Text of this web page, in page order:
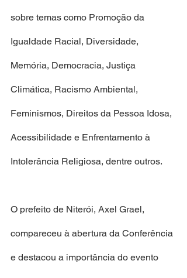
sobre temas como Promoção da
Igualdade Racial, Diversidade,
Memória, Democracia, Justiça
Climática, Racismo Ambiental,
Feminismos, Direitos da Pessoa Idosa,
Acessibilidade e Enfrentamento à
Intolerância Religiosa, dentre outros.
O prefeito de Niterói, Axel Grael,
compareceu à abertura da Conferência
e destacou a importância do evento